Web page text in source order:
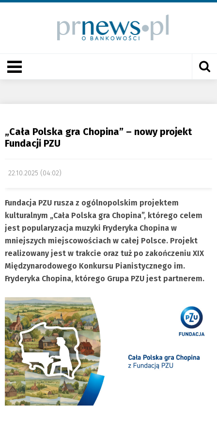
„Cała Polska gra Chopina” – nowy projekt
Fundacji PZU
22.10.2025 (04:02)
Fundacja PZU rusza z ogólnopolskim projektem
kulturalnym „Cała Polska gra Chopina”, którego celem
jest popularyzacja muzyki Fryderyka Chopina w
mniejszych miejscowościach w całej Polsce. Projekt
realizowany jest w trakcie oraz tuż po zakończeniu XIX
Międzynarodowego Konkursu Pianistycznego im.
Fryderyka Chopina, którego Grupa PZU jest partnerem.